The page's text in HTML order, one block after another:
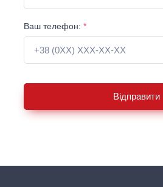
Ваш телефон: *
Відправити